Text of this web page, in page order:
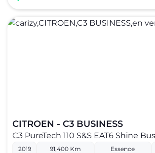
CITROEN - C3 BUSINESS
C3 PureTech 110 S&S EAT6 Shine
2019 91,400 Km Essence